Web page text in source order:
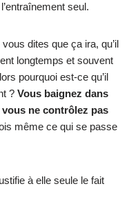
seul.
dites que ça ira, qu’il
longtemps et souvent
pourquoi est-ce qu’il
? Vous baignez dans
vous ne contrôlez pas
même ce qui se passe
à elle seule le fait